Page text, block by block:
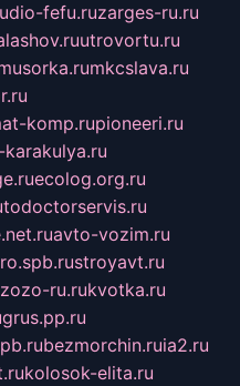
fefu.ruzarges-ru.ru
utrovortu.ru
mkcslava.ru
komp.rupioneeri.ru
ecolog.org.ru
avto-vozim.ru
stroyavt.ru
ru.rukvotka.ru
bezmorchin.ruia2.ru
kolosok-elita.ru